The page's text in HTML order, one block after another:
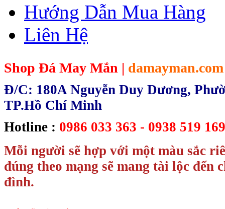
Hướng Dẫn Mua Hàng
Liên Hệ
Shop Đá May Mắn | damayman.com
Đ/C: 180A Nguyễn Duy Dương,
TP.Hồ Chí Minh
Hotline : 0986 033 363 - 0938 519
Mỗi người sẽ hợp với một màu sắc
đúng theo mạng sẽ mang tài lộc đến
đình.